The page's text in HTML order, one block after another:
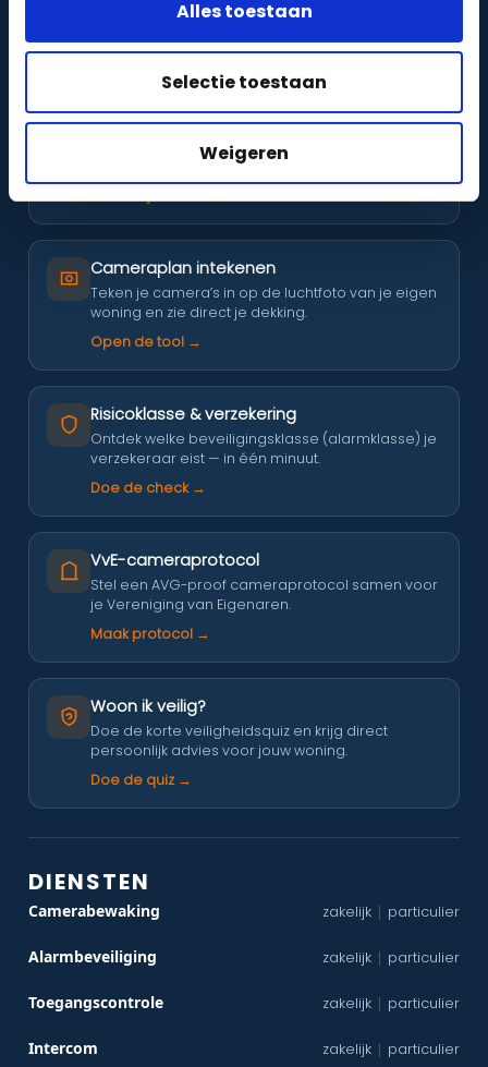
Alles toestaan
Selectie toestaan
Weigeren
GRATIS TOOLS
Probeer ze zelf — direct antwoord, van dé VEB-erkende specialist.
Veiligheidsscan van je buurt
Zie op de satellietfoto hoeveel inbraken &
incidenten er in jouw buurt, wijk en stad zijn.
Cameraplan intekenen
Teken je camera’s in op de luchtfoto van je eigen
woning en zie direct je dekking.
Open de tool →
Risicoklasse & verzekering
Ontdek welke beveiligingsklasse (alarmklasse) je
verzekeraar eist — in één minuut.
Doe de check →
VvE-cameraprotocol
Stel een AVG-proof cameraprotocol samen voor
je Vereniging van Eigenaren.
Maak protocol →
Woon ik veilig?
Doe de korte veiligheidsquiz en krijg direct
persoonlijk advies voor jouw woning.
Doe de quiz →
DIENSTEN
Camerabewaking zakelijk | particulier
Alarmbeveiliging zakelijk | particulier
Toegangscontrole zakelijk | particulier
Intercom zakelijk | particulier